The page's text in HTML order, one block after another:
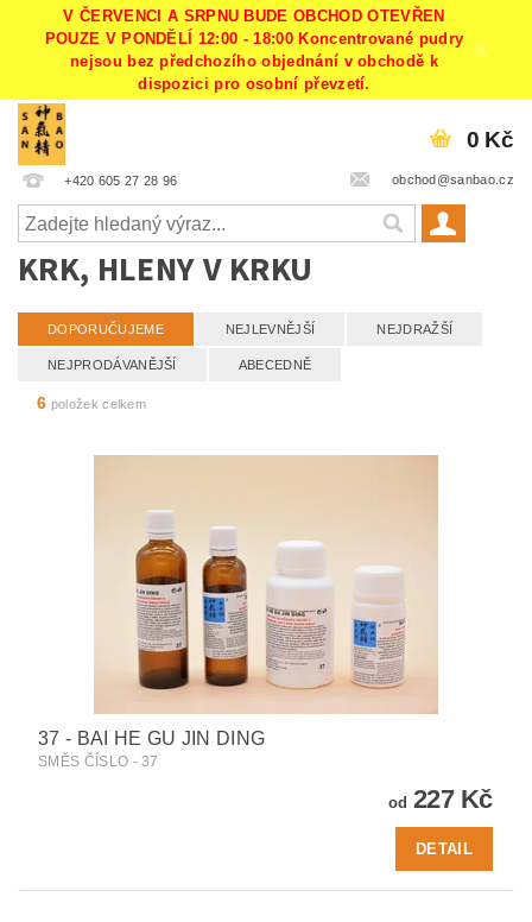
V ČERVENCI A SRPNU BUDE OBCHOD OTEVŘEN
POUZE V PONDĚLÍ 12:00 - 18:00 Koncentrované pudry
nejsou bez předchozího objednání v obchodě k
dispozici pro osobní převzetí.
+420 605 27 28 96 obchod@sanbao.cz
0 Kč
KRK, HLENY V KRKU
DOPORUČUJEME NEJLEVNĚJŠÍ NEJDRAŽŠÍ
NEJPRODÁVANĚJŠÍ ABECEDNĚ
6 položek celkem
37 - BAI HE GU JIN DING
SMĚS ČÍSLO - 37
od 227 Kč
DETAIL